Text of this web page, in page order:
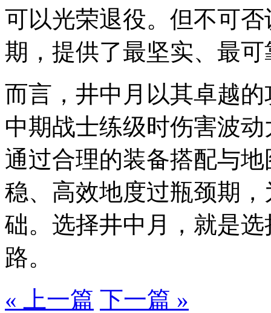
可以光荣退役。但不可
期，提供了最坚实、最
而言，井中月以其卓越
中期战士练级时伤害波
通过合理的装备搭配与
稳、高效地度过瓶颈期
础。选择井中月，就是
路。
« 上一篇 下一篇 »